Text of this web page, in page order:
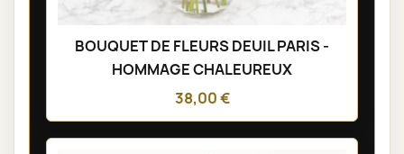
BOUQUET DE FLEURS DEUIL PARIS -
HOMMAGE CHALEUREUX
38,00 €